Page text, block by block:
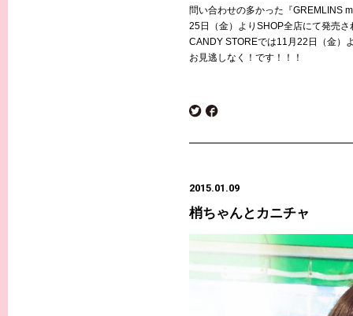
問い合わせの多かった『GREMLINS
25日（金）よりSHOP全店にて発売
CANDY STOREでは11月22日（金）
お見逃しなく！です！！！
2015.01.09
梢ちゃんとカニチャ